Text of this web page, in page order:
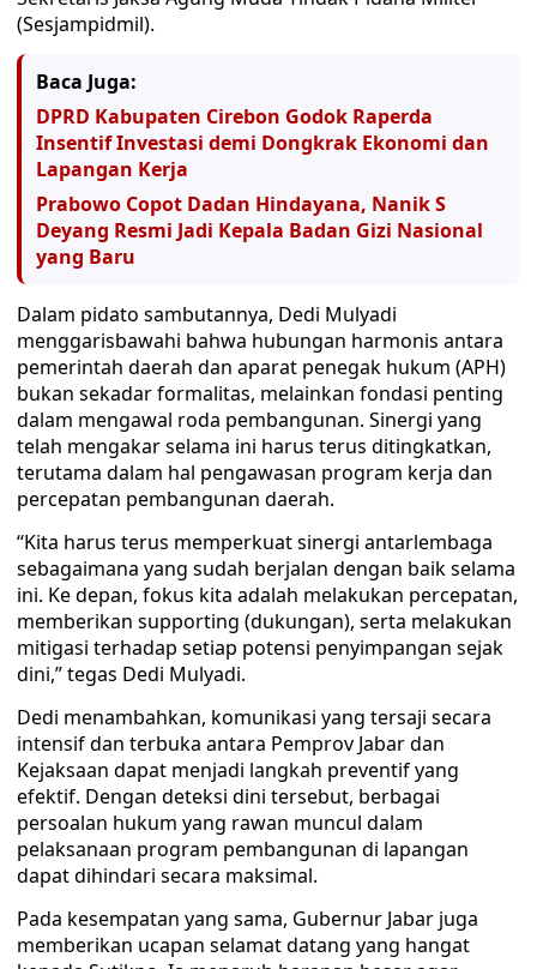
(Sesjampidmil).
Baca Juga:
DPRD Kabupaten Cirebon Godok Raperda
Insentif Investasi demi Dongkrak Ekonomi dan
Lapangan Kerja
Prabowo Copot Dadan Hindayana, Nanik S
Deyang Resmi Jadi Kepala Badan Gizi Nasional
yang Baru
Dalam pidato sambutannya, Dedi Mulyadi
menggarisbawahi bahwa hubungan harmonis antara
pemerintah daerah dan aparat penegak hukum (APH)
bukan sekadar formalitas, melainkan fondasi penting
dalam mengawal roda pembangunan. Sinergi yang
telah mengakar selama ini harus terus ditingkatkan,
terutama dalam hal pengawasan program kerja dan
percepatan pembangunan daerah.
“Kita harus terus memperkuat sinergi antarlembaga
sebagaimana yang sudah berjalan dengan baik selama
ini. Ke depan, fokus kita adalah melakukan percepatan,
memberikan supporting (dukungan), serta melakukan
mitigasi terhadap setiap potensi penyimpangan sejak
dini,” tegas Dedi Mulyadi.
Dedi menambahkan, komunikasi yang tersaji secara
intensif dan terbuka antara Pemprov Jabar dan
Kejaksaan dapat menjadi langkah preventif yang
efektif. Dengan deteksi dini tersebut, berbagai
persoalan hukum yang rawan muncul dalam
pelaksanaan program pembangunan di lapangan
dapat dihindari secara maksimal.
Pada kesempatan yang sama, Gubernur Jabar juga
memberikan ucapan selamat datang yang hangat